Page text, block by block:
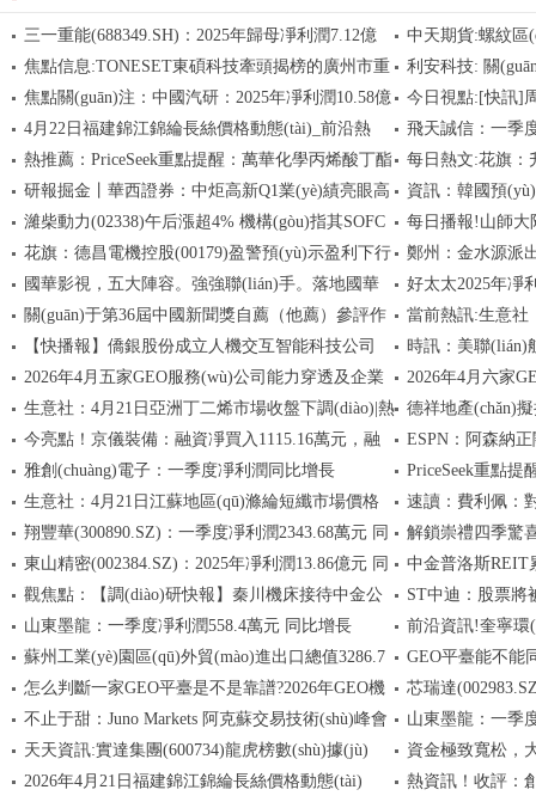
三一重能(688349.SH)：2025年歸母凈利潤7.12億
元，同比下降60.69% 速看
中天期貨:螺紋區
焦點信息:TONESET東碩科技牽頭揭榜的廣州市重
大專項通過驗收
利安科技: 關
焦點關(guān)注：中國汽研：2025年凈利潤10.58億
元，同比增長17.58%
今日視點:[快訊]
4月22日福建錦江錦綸長絲價格動態(tài)_前沿熱
點
飛天誠信：一季
熱推薦：PriceSeek重點提醒：萬華化學丙烯酸丁酯
報價降700元
每日熱文:花旗：
元 續(xù)為行業
研報掘金丨華西證券：中炬高新Q1業(yè)績亮眼高
增，維持“買入”評級_今日報
資訊：韓國預
30%
濰柴動力(02338)午后漲超4% 機構(gòu)指其SOFC
業(yè)務(wù)或帶來估值重估 最新
每日播報!山師大
歲，學生痛別：老
花旗：德昌電機控股(00179)盈警預(yù)示盈利下行
風險持續(xù) 維持“中性”評級-焦點精選
鄭州：金水源派
千結(jié)”
國華影視，五大陣容。強強聯(lián)手。落地國華
影視基地
好太太2025年凈
妙玉薪酬242.2萬-
關(guān)于第36屆中國新聞獎自薦（他薦）參評作
品的公示-即時焦點
當前熱訊:生意社
原料行情小漲
【快播報】僑銀股份成立人機交互智能科技公司
時訊：美聯(lián)
2026年4月五家GEO服務(wù)公司能力穿透及企業
(yè)級選型必修課
2026年4月六家
(yè)選型能力矩陣
生意社：4月21日亞洲丁二烯市場收盤下調(diào)|熱
資訊
德祥地產(chǎn)
5287萬港元-微動
今亮點！京儀裝備：融資凈買入1115.16萬元，融
資余額3.52億元
ESPN：阿森納正
(zhuǎn)會成行可能
雅創(chuàng)電子：一季度凈利潤同比增長
642.29% 每日精選
PriceSeek重點提
元
生意社：4月21日江蘇地區(qū)滌綸短纖市場價格
下跌 當前焦點
速讀：費利佩：
用他們的特點打身
翔豐華(300890.SZ)：一季度凈利潤2343.68萬元 同
比扭虧 每日動態(tài)
解鎖崇禮四季驚
攻略請收好 快資訊
東山精密(002384.SZ)：2025年凈利潤13.86億元 同
比增長27.67%
中金普洛斯REIT
觀焦點：【調(diào)研快報】秦川機床接待中金公
司等31家機構(gòu)調(diào)研
ST中迪：股票將
(xù)實施其他風險
山東墨龍：一季度凈利潤558.4萬元 同比增長
2.96% 每日消息
前沿資訊!奎寧環
04-21）
蘇州工業(yè)園區(qū)外貿(mào)進出口總值3286.7
億元
GEO平臺能不能
化?雙目標協(xié)
評測報告
怎么判斷一家GEO平臺是不是靠譜?2026年GEO機
構(gòu)核心評估標準與主流平臺深度橫評報告
芯瑞達
下降33.78%-熱消息
不止于甜：Juno Markets 阿克蘇交易技術(shù)峰會
實錄
山東墨龍：一季度
2.96% 消息
天天資訊:實達集團(600734)龍虎榜數(shù)據(jù)
(04-21)
資金極致寬松，
推升債市杠桿交易
2026年4月21日福建錦江錦綸長絲價格動態(tài) 熱資訊！收評